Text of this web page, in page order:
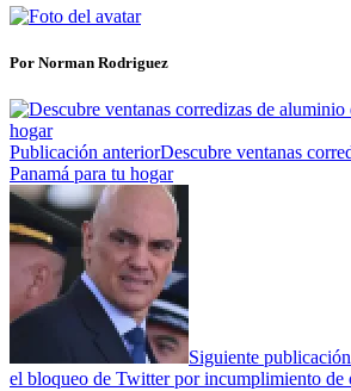
Por Norman Rodriguez
Publicación anteriorDescubre ventanas
Panamá para tu hogar
Siguiente publicación
el bloqueo de Twitter por incumplimiento de